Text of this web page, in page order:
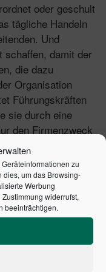
zu
dies, um das Browsing-
Werbung
widerrufst,
beeinträchtigen.
oder geschult
tägliche Handeln
Und
schaffen, damit der
die dazu
Organisation
Führungskräften
sie durch eine
den Firmenzweck
können.
verankern,